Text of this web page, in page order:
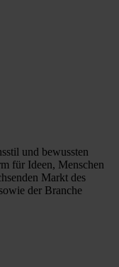
und bewussten
für Ideen, Menschen
Markt des
der Branche